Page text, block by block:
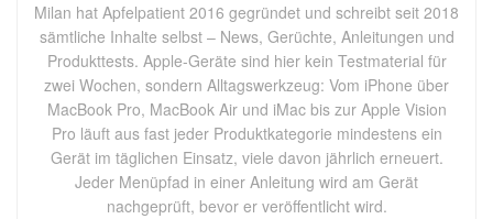
Milan hat Apfelpatient 2016 gegründet und schreibt seit 2018
sämtliche Inhalte selbst – News, Gerüchte, Anleitungen und
Produkttests. Apple-Geräte sind hier kein Testmaterial für
zwei Wochen, sondern Alltagswerkzeug: Vom iPhone über
MacBook Pro, MacBook Air und iMac bis zur Apple Vision
Pro läuft aus fast jeder Produktkategorie mindestens ein
Gerät im täglichen Einsatz, viele davon jährlich erneuert.
Jeder Menüpfad in einer Anleitung wird am Gerät
nachgeprüft, bevor er veröffentlicht wird.